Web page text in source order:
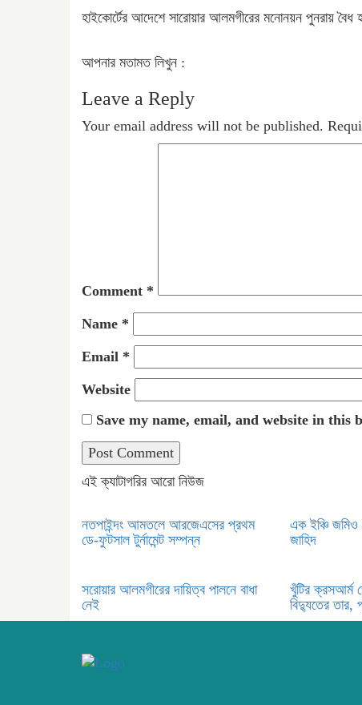
হাইকোর্টের আদেশে সারোয়ার আলমগীরের মনোনয়ন পুনরায় বৈধ
আপনার মতামত লিখুন :
Leave a Reply
Your email address will not be published.
Comment *
Name *
Email *
Website
Save my name, email, and website in
এই ক্যাটাগরির আরো নিউজ
নতপাইন্দং আমতলে আরজেএসের প্রথম
ডে-ফুটসাল টুর্নামেন্ট সম্পন্ন
এক ইঞ্চি জমিও
জাহিদ
সরোয়ার আলমগীরের দায়িত্ব পালনে বাধা
নেই
খুঁটির ক্রসআর্ম
বিদ্যুতের তার,